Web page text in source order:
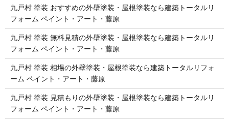
九戸村 塗装 おすすめの外壁塗装・屋根塗装なら建築トータルリ
フォーム ペイント・アート・藤原
九戸村 塗装 無料見積の外壁塗装・屋根塗装なら建築トータルリ
フォーム ペイント・アート・藤原
九戸村 塗装 相場の外壁塗装・屋根塗装なら建築トータルリフォ
ーム ペイント・アート・藤原
九戸村 塗装 見積もりの外壁塗装・屋根塗装なら建築トータルリ
フォーム ペイント・アート・藤原